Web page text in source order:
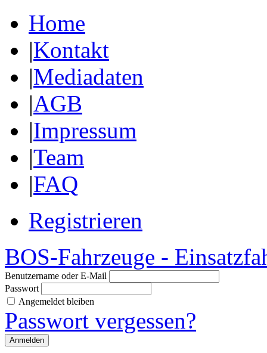
Home
|Kontakt
|Mediadaten
|AGB
|Impressum
|Team
|FAQ
Registrieren
BOS-Fahrzeuge -
Benutzername oder E-Mail
Passwort
Angemeldet bleiben
Passwort vergessen?